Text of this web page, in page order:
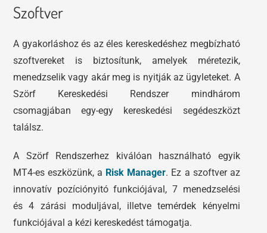
Szoftver
A gyakorláshoz és az éles kereskedéshez megbízható
szoftvereket is biztosítunk, amelyek méretezik,
menedzselik vagy akár meg is nyitják az ügyleteket. A
Szörf Kereskedési Rendszer mindhárom
csomagjában egy-egy kereskedési segédeszközt
találsz.
A Szörf Rendszerhez kiválóan használható egyik
MT4-es eszközünk, a Risk Manager. Ez a szoftver az
innovatív pozíciónyitó funkciójával, 7 menedzselési
és 4 zárási moduljával, illetve temérdek kényelmi
funkciójával a kézi kereskedést támogatja.